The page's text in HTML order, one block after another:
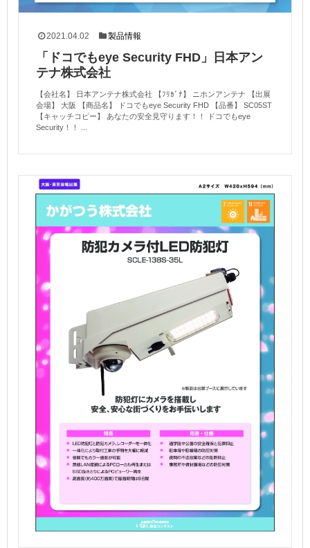
2021.04.02 製品情報
「ドコでもeye Security FHD」日本アン
テナ株式会社
【会社名】 日本アンテナ株式会社 【ﾌﾘｶﾞﾅ】 ニホンアンテナ 【出展
会場】 大阪 【商品名】 ドコでもeye Security FHD 【品番】 SC05ST
【キャッチコピー】 あなたの安全見守ります！！ ドコでもeye
Security！！ ...